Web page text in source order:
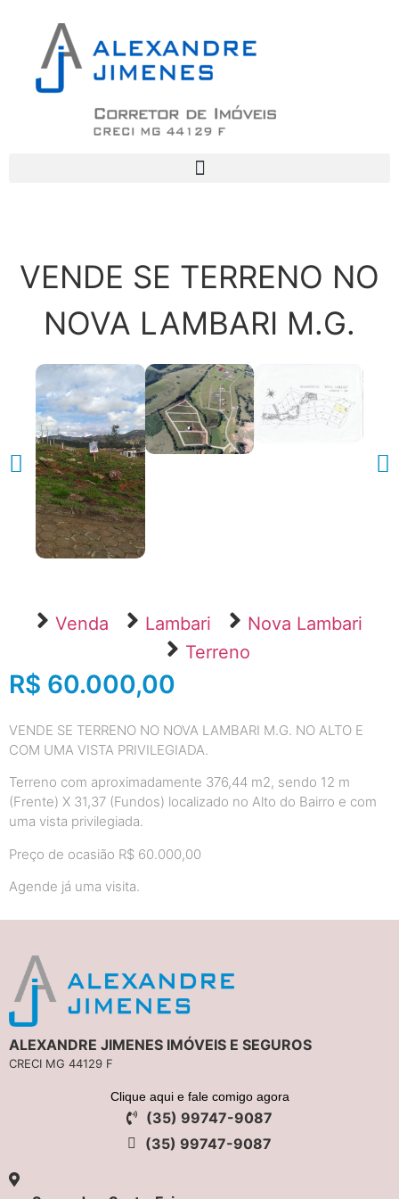
VENDE SE TERRENO NO
NOVA LAMBARI M.G.
Venda Lambari
Nova Lambari
Terreno
R$ 60.000,00
VENDE SE TERRENO NO NOVA LAMBARI M.G. NO ALTO E
COM UMA VISTA PRIVILEGIADA.
Terreno com aproximadamente 376,44 m2, sendo 12 m
(Frente) X 31,37 (Fundos) localizado no Alto do Bairro e com
uma vista privilegiada.
Preço de ocasião R$ 60.000,00
Agende já uma visita.
ALEXANDRE JIMENES IMÓVEIS E SEGUROS
CRECI MG 44129 F
Clique aqui e fale comigo agora
(35) 99747-9087
(35) 99747-9087